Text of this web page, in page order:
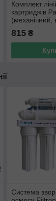
Комплект
картриджів
(механічний,
брикетований)
815₴
Система